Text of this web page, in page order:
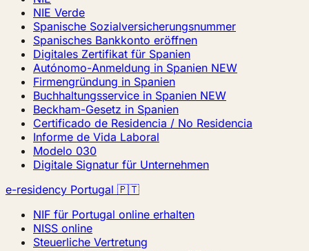
NIE Verde
Spanische Sozialversicherungsnummer
Spanisches Bankkonto eröffnen
Digitales Zertifikat für Spanien
Autónomo-Anmeldung in Spanien NEW
Firmengründung in Spanien
Buchhaltungsservice in Spanien NEW
Beckham-Gesetz in Spanien
Certificado de Residencia / No Residencia
Informe de Vida Laboral
Modelo 030
Digitale Signatur für Unternehmen
e-residency Portugal 🇵🇹
NIF für Portugal online erhalten
NISS online
Steuerliche Vertretung